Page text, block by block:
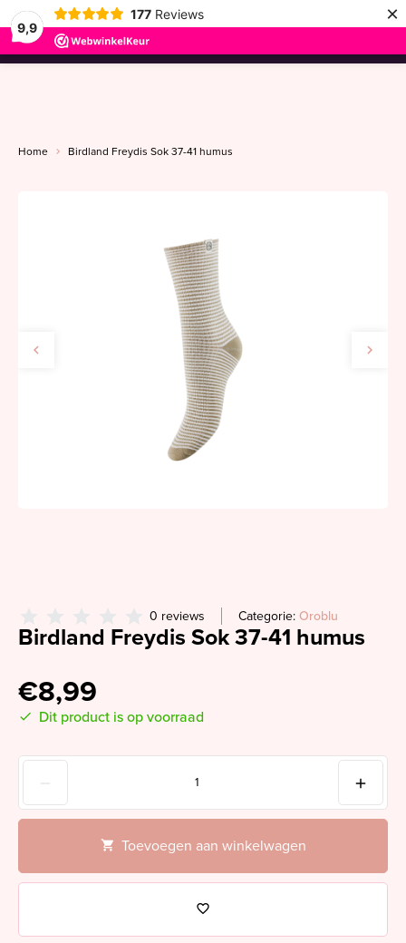
9,9
177 Reviews ×
menu
Home Birdland Freydis Sok 37-41 humus
0 reviews Categorie: Oroblu
Birdland Freydis Sok 37-41 humus
€8,99
Dit product is op voorraad
Toevoegen aan winkelwagen